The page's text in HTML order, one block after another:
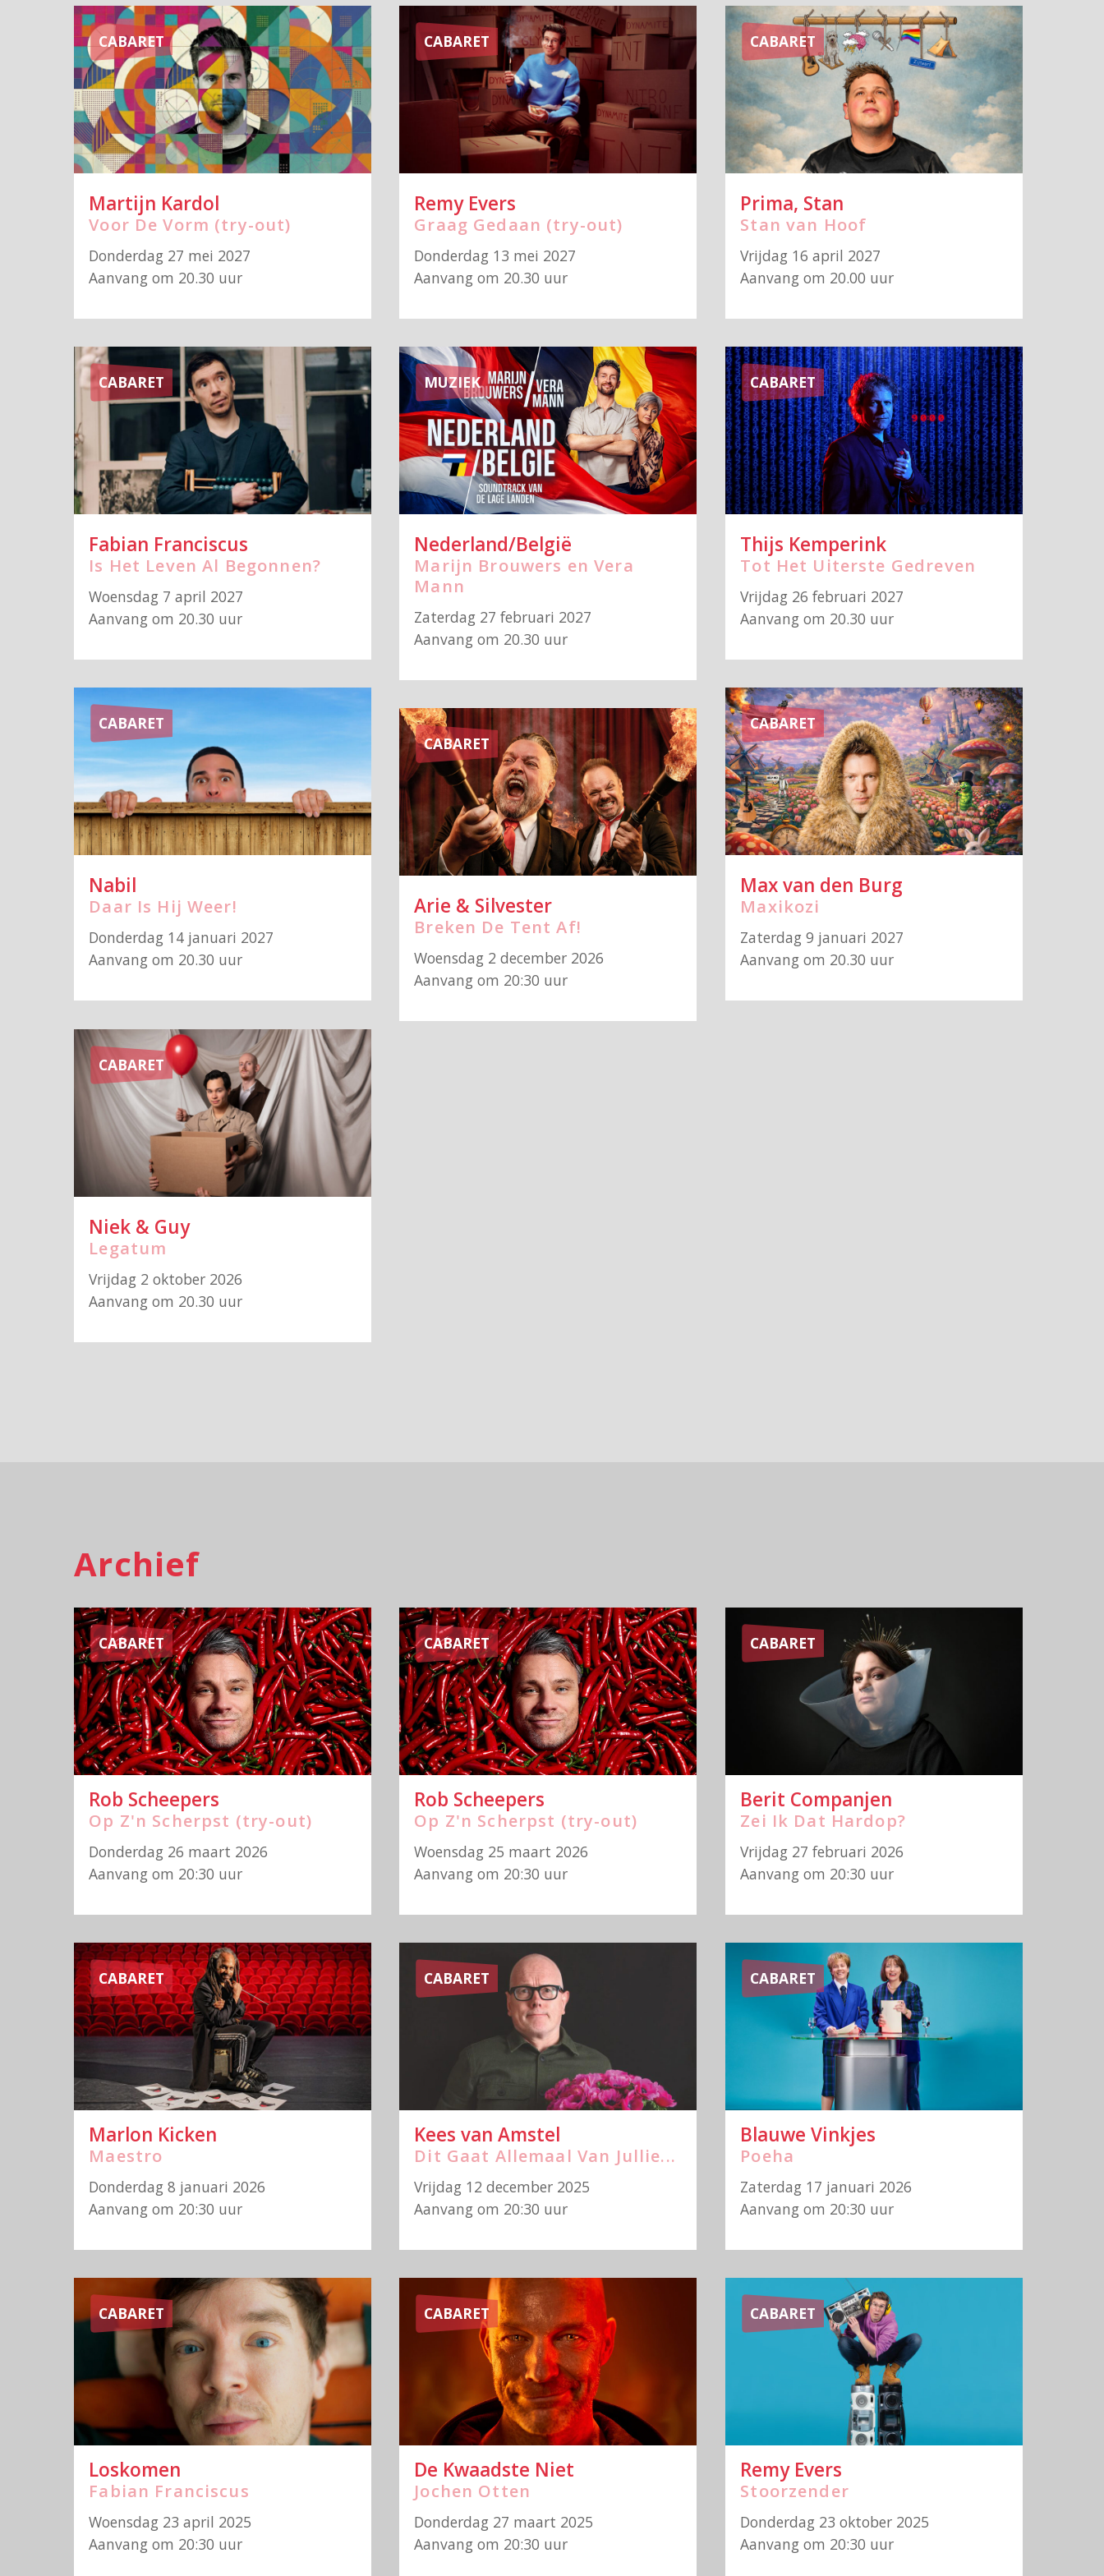
CABARET
Martijn Kardol
Voor De Vorm (try-out)
Donderdag 27 mei 2027
Aanvang om 20.30 uur
CABARET
Remy Evers
Graag Gedaan (try-out)
Donderdag 13 mei 2027
Aanvang om 20.30 uur
CABARET
Prima, Stan
Stan van Hoof
Vrijdag 16 april 2027
Aanvang om 20.00 uur
CABARET
Fabian Franciscus
Is Het Leven Al Begonnen?
Woensdag 7 april 2027
Aanvang om 20.30 uur
MUZIEK
Nederland/België
Marijn Brouwers en Vera
Mann
Zaterdag 27 februari 2027
Aanvang om 20.30 uur
CABARET
Thijs Kemperink
Tot Het Uiterste Gedreven
Vrijdag 26 februari 2027
Aanvang om 20.30 uur
CABARET
Nabil
Daar Is Hij Weer!
Donderdag 14 januari 2027
Aanvang om 20.30 uur
CABARET
Max van den Burg
Maxikozi
Zaterdag 9 januari 2027
Aanvang om 20.30 uur
CABARET
Arie & Silvester
Breken De Tent Af!
Woensdag 2 december 2026
Aanvang om 20:30 uur
CABARET
Niek & Guy
Legatum
Vrijdag 2 oktober 2026
Aanvang om 20.30 uur
Archief
CABARET
Rob Scheepers
Op Z'n Scherpst (try-out)
Donderdag 26 maart 2026
Aanvang om 20:30 uur
CABARET
Rob Scheepers
Op Z'n Scherpst (try-out)
Woensdag 25 maart 2026
Aanvang om 20:30 uur
CABARET
Berit Companjen
Zei Ik Dat Hardop?
Vrijdag 27 februari 2026
Aanvang om 20:30 uur
CABARET
Blauwe Vinkjes
Poeha
Zaterdag 17 januari 2026
Aanvang om 20:30 uur
CABARET
Marlon Kicken
Maestro
Donderdag 8 januari 2026
Aanvang om 20:30 uur
CABARET
Kees van Amstel
Dit Gaat Allemaal Van Jullie...
Vrijdag 12 december 2025
Aanvang om 20:30 uur
CABARET
Remy Evers
Stoorzender
Donderdag 23 oktober 2025
Aanvang om 20:30 uur
CABARET
Loskomen
Fabian Franciscus
Woensdag 23 april 2025
Aanvang om 20:30 uur
CABARET
De Kwaadste Niet
Jochen Otten
Donderdag 27 maart 2025
Aanvang om 20:30 uur